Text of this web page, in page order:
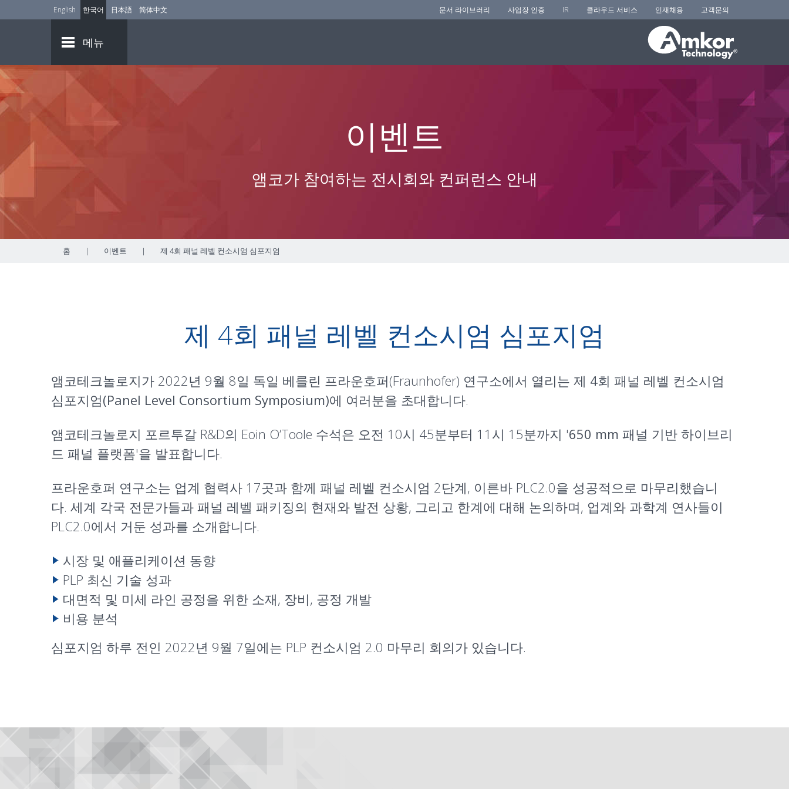
English 한국어 日本語 简体中文 문서 라이브러리 사업장 인증 IR 클라우드 서비스 인재채용 고객문의
메뉴
이벤트
앰코가 참여하는 전시회와 컨퍼런스 안내
홈 | 이벤트 | 제 4회 패널 레벨 컨소시엄 심포지엄
제 4회 패널 레벨 컨소시엄 심포지엄
앰코테크놀로지가 2022년 9월 8일 독일 베를린 프라운호퍼(Fraunhofer) 연구소에서 열리는 제 4회 패널 레벨 컨소시엄
심포지엄(Panel Level Consortium Symposium)에 여러분을 초대합니다.
앰코테크놀로지 포르투갈 R&D의 Eoin O’Toole 수석은 오전 10시 45분부터 11시 15분까지 '650 mm 패널 기반 하이브리
드 패널 플랫폼'을 발표합니다.
프라운호퍼 연구소는 업계 협력사 17곳과 함께 패널 레벨 컨소시엄 2단계, 이른바 PLC2.0을 성공적으로 마무리했습니
다. 세계 각국 전문가들과 패널 레벨 패키징의 현재와 발전 상황, 그리고 한계에 대해 논의하며, 업계와 과학계 연사들이
PLC2.0에서 거둔 성과를 소개합니다.
시장 및 애플리케이션 동향
PLP 최신 기술 성과
대면적 및 미세 라인 공정을 위한 소재, 장비, 공정 개발
비용 분석
심포지엄 하루 전인 2022년 9월 7일에는 PLP 컨소시엄 2.0 마무리 회의가 있습니다.